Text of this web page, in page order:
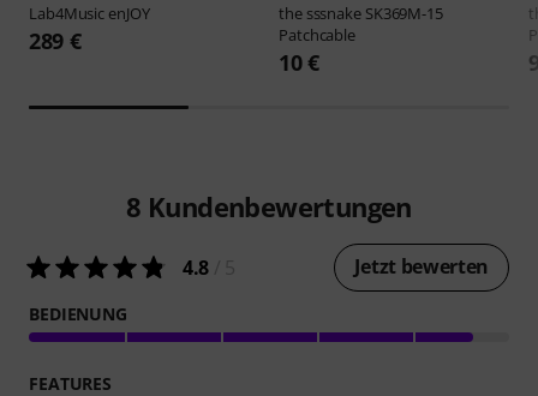
Lab4Music enJOY
289 €
the sssnake SK369M-15
Patchcable
10 €
8 Kundenbewertungen
4.8 Jetzt bewerten
BEDIENUNG
FEATURES